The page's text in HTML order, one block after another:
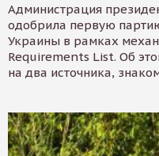
Администрация
одобрила первую
Украины в рамках
Requirements List. Об
на два источника,